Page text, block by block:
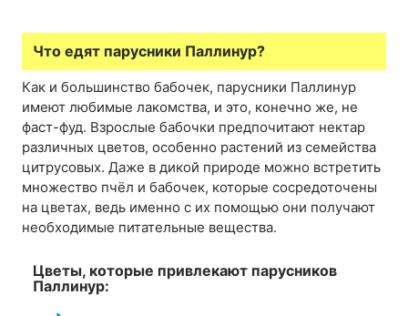
Что едят парусники Паллинур?
Как и большинство бабочек, парусники Паллинур
имеют любимые лакомства, и это, конечно же, не
фаст-фуд. Взрослые бабочки предпочитают нектар
различных цветов, особенно растений из семейства
цитрусовых. Даже в дикой природе можно встретить
множество пчёл и бабочек, которые сосредоточены
на цветах, ведь именно с их помощью они получают
необходимые питательные вещества.
Цветы, которые привлекают парусников
Паллинур: